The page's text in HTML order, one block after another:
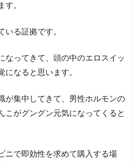
す。
いる証拠です。
なってきて、頭の中のエロスイッ
になると思います。
が集中してきて、男性ホルモンの
こがグングン元気になってくると
ニで即効性を求めて購入する場